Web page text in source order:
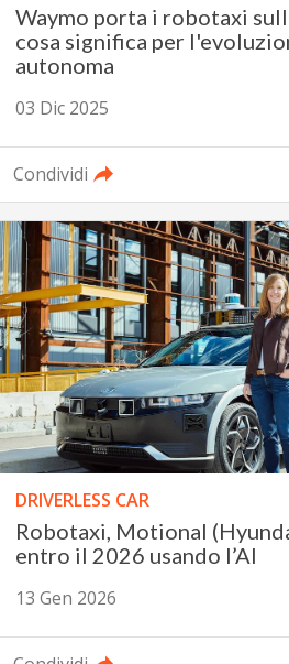
Waymo porta i robotaxi
cosa significa per
autonoma
03 Dic 2025
Condividi
DRIVERLESS CAR
Robotaxi, Motional
entro il 2026 usando l’AI
13 Gen 2026